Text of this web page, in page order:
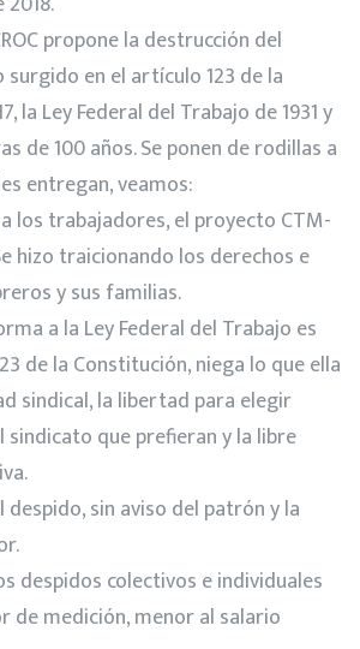
propone la destrucción del
en el artículo 123 de la
la Ley Federal del Trabajo de 1931 y
de 100 años. Se ponen de rodillas a
entregan, veamos:
los trabajadores, el proyecto CTM-
hizo traicionando los derechos e
y sus familias.
a la Ley Federal del Trabajo es
de la Constitución, niega lo que ella
sindical, la libertad para elegir
que prefieran y la libre
despido, sin aviso del patrón y la
despidos colectivos e individuales
de medición, menor al salario